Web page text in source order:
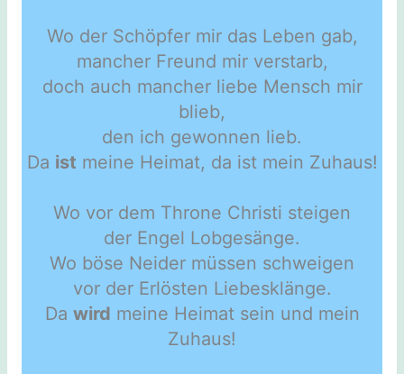
Wo der Schöpfer mir das Leben gab,
mancher Freund mir verstarb,
doch auch mancher liebe Mensch mir
blieb,
den ich gewonnen lieb.
Da ist meine Heimat, da ist mein Zuhaus!
Wo vor dem Throne Christi steigen
der Engel Lobgesänge.
Wo böse Neider müssen schweigen
vor der Erlösten Liebesklänge.
Da wird meine Heimat sein und mein
Zuhaus!